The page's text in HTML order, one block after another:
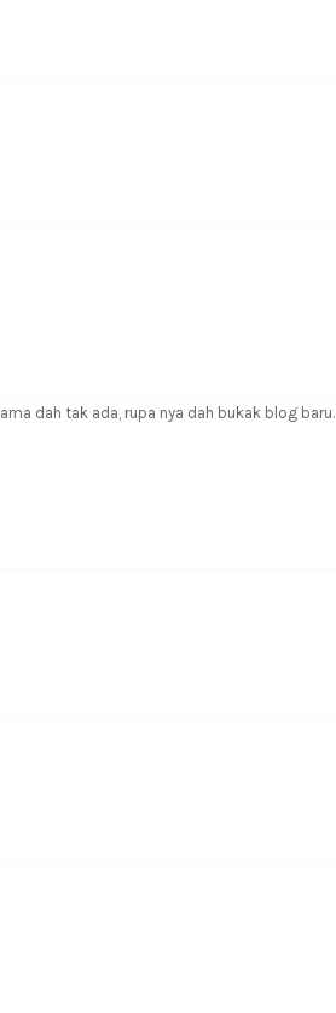
dah tak ada, rupa nya dah bukak blog baru.